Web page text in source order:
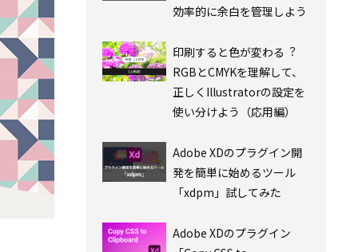
効率的に余白を管理しよう
印刷すると⾊が変わる︖
RGBとCMYKを理解して、
正しくIllustratorの設定を
使い分けよう（応用編）
Adobe XDのプラグイン開
発を簡単に始めるツール
「xdpm」試してみた
Adobe XDのプラグイン